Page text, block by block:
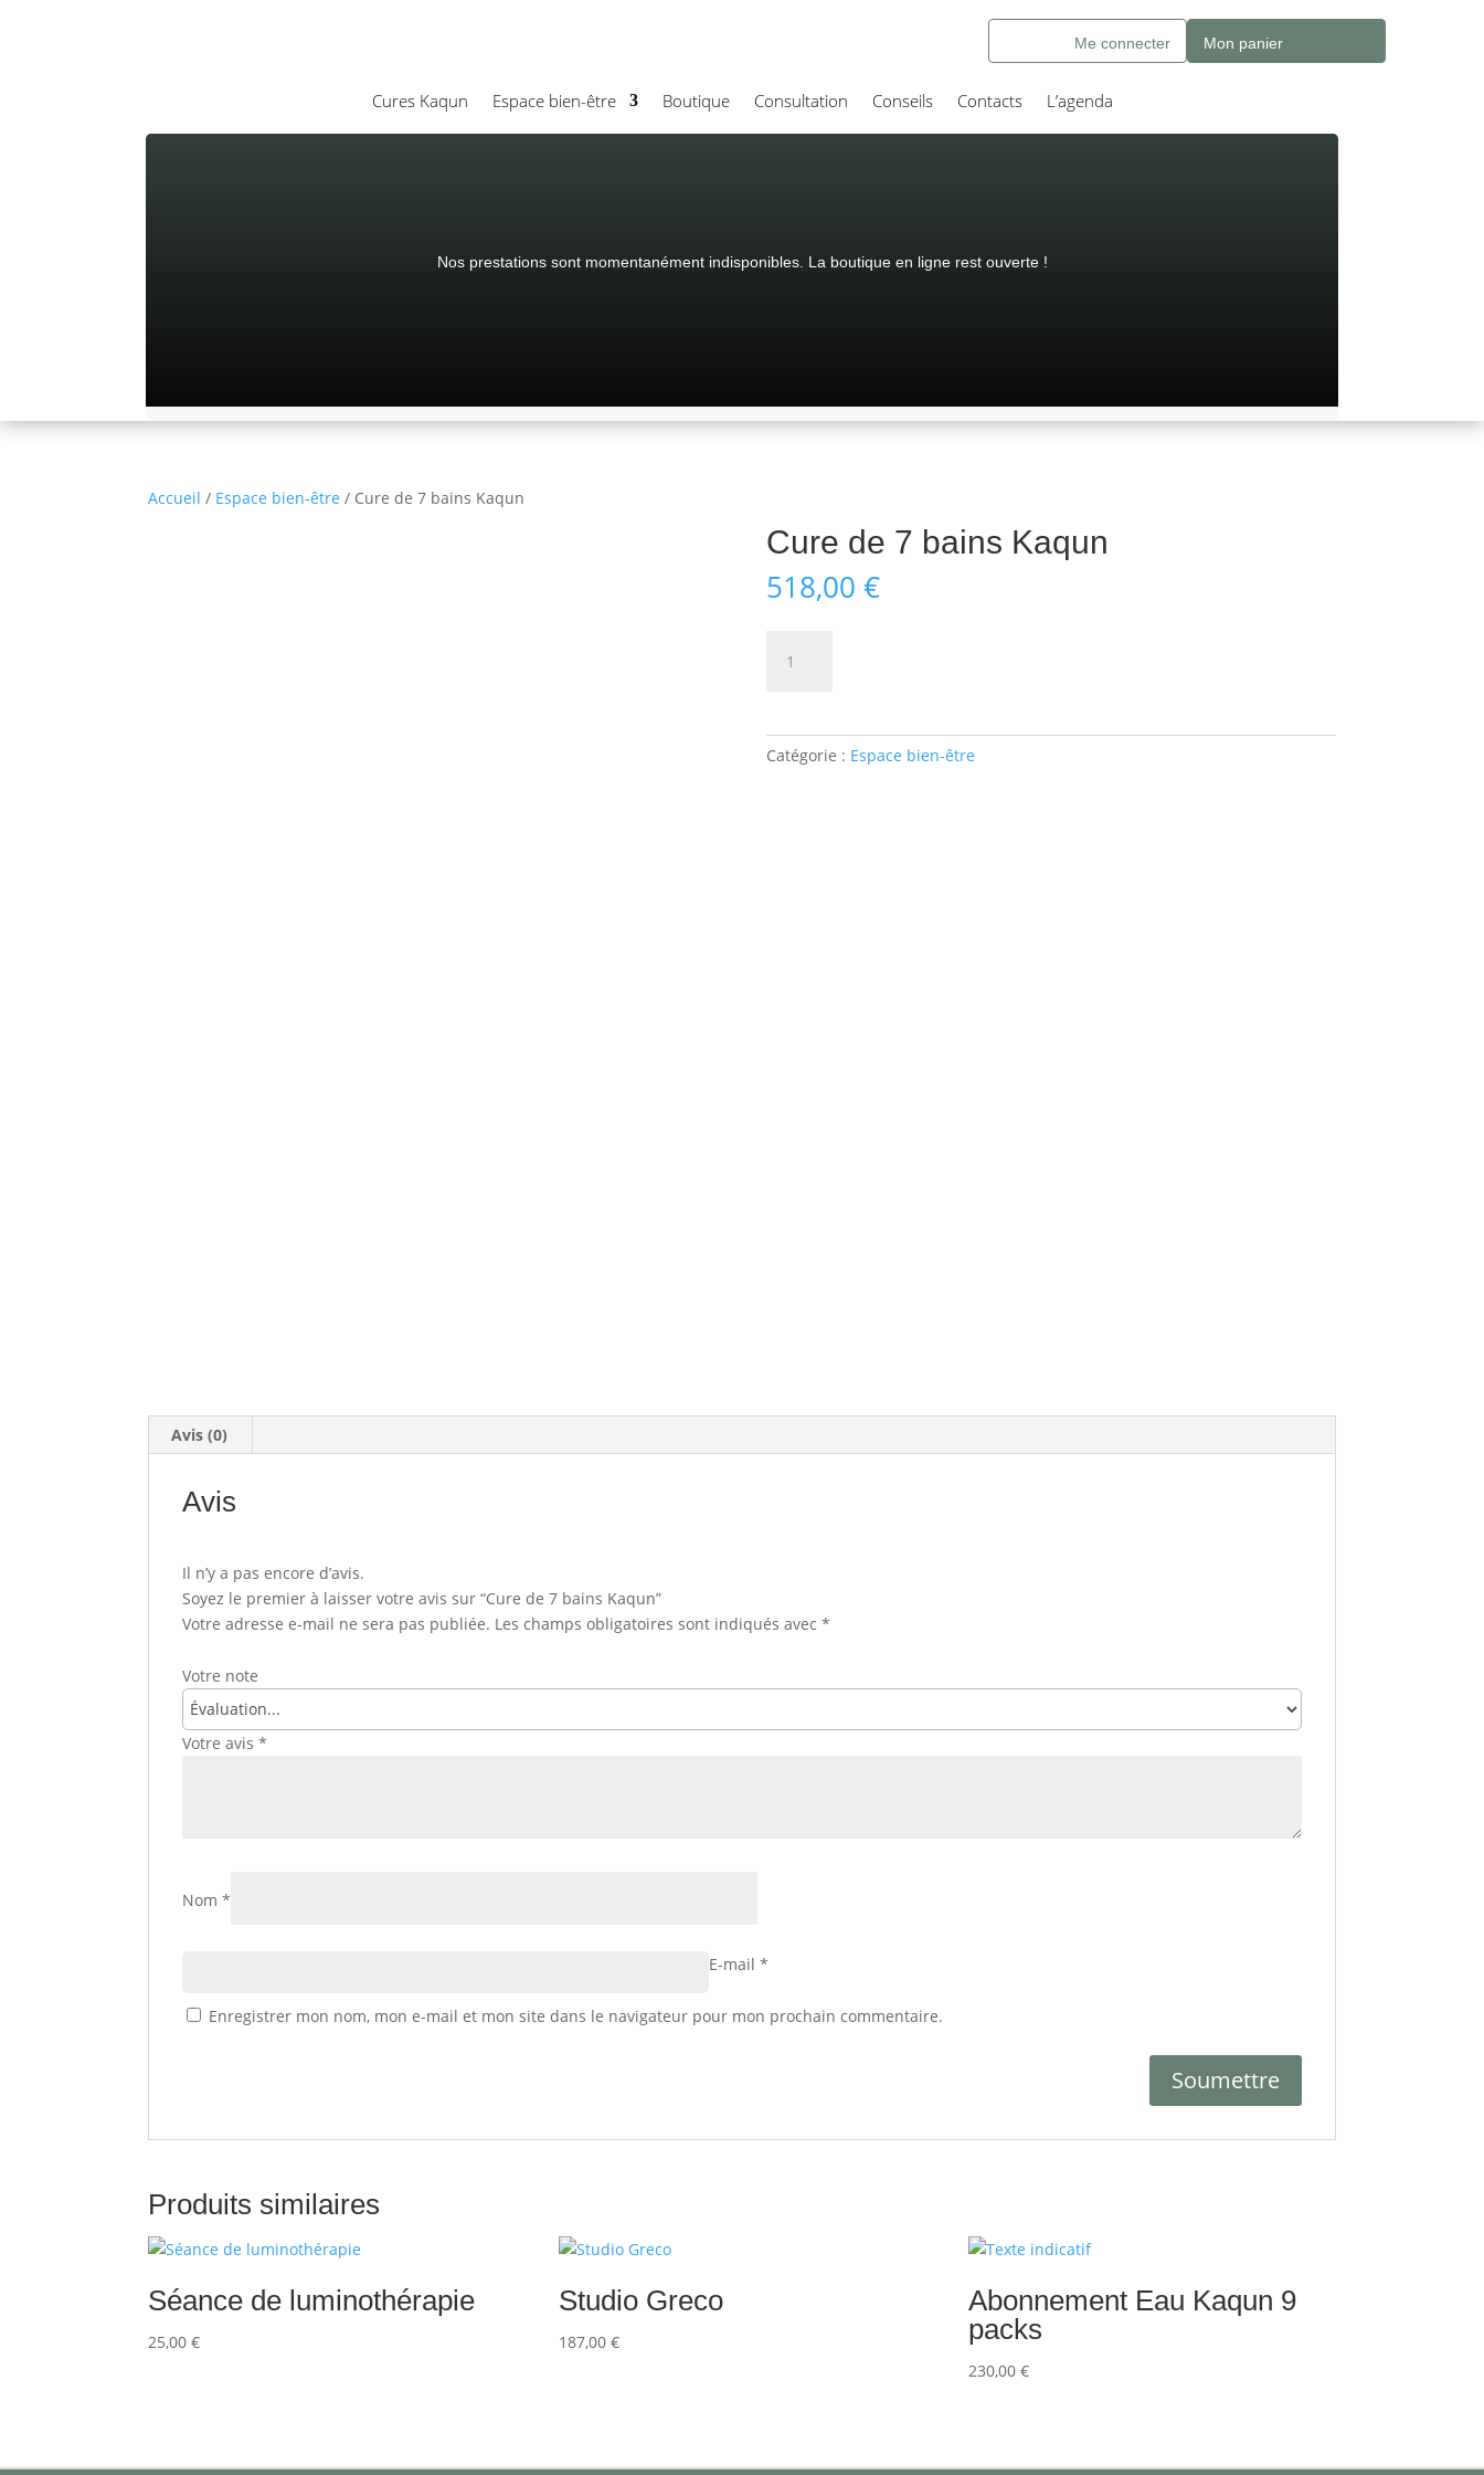
Me connecter Mon panier
Cures Kaqun Espace bien-être Boutique Consultation Conseils Contacts L’agenda
Nos prestations sont momentanément indisponibles. La boutique en ligne rest ouverte !
Accueil / Espace bien-être / Cure de 7 bains Kaqun
Cure de 7 bains Kaqun
518,00 €
bains
Catégorie : Espace bien-être
Avis (0)
Avis
Il n’y a pas encore d’avis.
Soyez le premier à laisser votre avis sur “Cure de 7 bains Kaqun”
Votre adresse e-mail ne sera pas publiée. Les champs obligatoires sont indiqués avec*
Votre note
Votre avis*
Nom*
E-mail *
Enregistrer mon nom, mon e-mail et mon site dans le navigateur pour mon prochain commentaire.
Produits similaires
Séance de luminothérapie
25,00€
Studio Greco
187,00 €
Abonnement Eau Kaqun 9
packs
230,00€